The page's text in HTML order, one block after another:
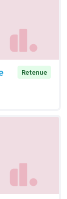
Retenue